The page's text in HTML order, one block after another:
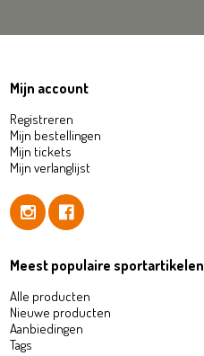
Mijn account
Registreren
Mijn bestellingen
Mijn tickets
Mijn verlanglijst
Meest populaire sportartikelen
Alle producten
Nieuwe producten
Aanbiedingen
Tags